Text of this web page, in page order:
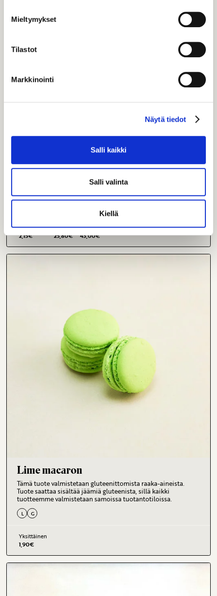
Mieltymykset
Tilastot
Markkinointi
Näytä tiedot
Salli kaikki
Salli valinta
Kiellä
Ylioppilasmacaron
ylioppilaslakkimacaronsimme. Tämä tuote valmistetaan
gluteenista, sillä kaikki tuotteemme valmistetaan samoissa
Yksittäinen
2,15€
12 kpl
25,80€
20 kpl
43,00€
Lime macaron
Tämä tuote valmistetaan gluteenittomista raaka-aineista.
Tuote saattaa sisältää jäämiä gluteenista, sillä kaikki
tuotteemme valmistetaan samoissa tuotantotiloissa.
L G
Yksittäinen
1,90€